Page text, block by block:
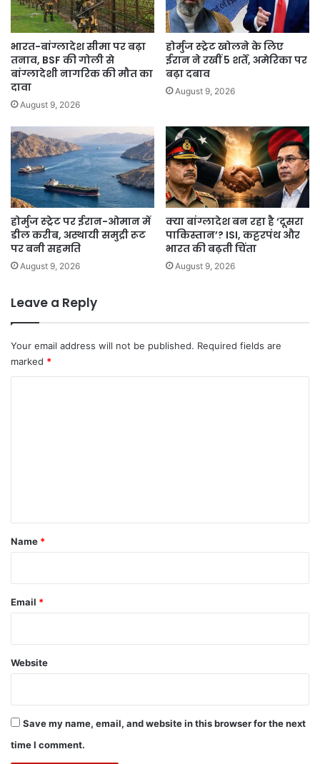
भारत-बांग्लादेश सीमा पर बढ़ा
तनाव, BSF की गोली से
बांग्लादेशी नागरिक की मौत का
दावा
August 9, 2026
होर्मुज स्ट्रेट खोलने के लिए
ईरान ने रखीं 5 शर्तें, अमेरिका पर
बढ़ा दबाव
August 9, 2026
होर्मुज स्ट्रेट पर ईरान-ओमान में
डील करीब, अस्थायी समुद्री रूट
पर बनी सहमति
August 9, 2026
क्या बांग्लादेश बन रहा है ‘दूसरा
पाकिस्तान’? ISI, कट्टरपंथ और
भारत की बढ़ती चिंता
August 9, 2026
Leave a Reply
Your email address will not be published. Required fields are
marked *
*
Name *
Email *
Website
Save my name, email, and website in this browser for the next
time I comment.